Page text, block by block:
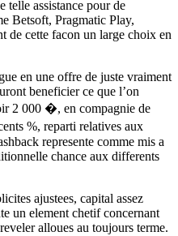
telle assistance pour de
Betsoft, Pragmatic Play,
de cette facon un large choix en
en une offre de juste vraiment
beneficier ce que l’on
2 000 �, en compagnie de
%, reparti relatives aux
represente comme mis a
chance aux differents
ajustees, capital assez
un element chetif concernant
alloues au toujours terme.